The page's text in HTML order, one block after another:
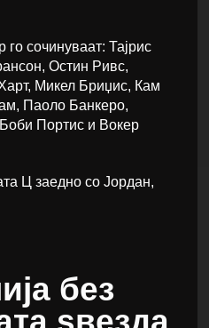
го сочинуваат: Тајрис
Остин Ривс,
Микел Бриџис, Кам
Паоло Банкеро,
Портис и Вокер
Ц заедно со Јордан,
без